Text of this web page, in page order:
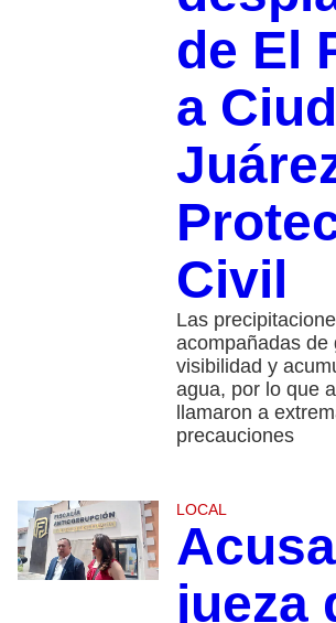
de El
a
Civil
Las
acompañadas de
visibilidad y
agua, por lo que
llamaron a
precauciones
LOCAL
jueza